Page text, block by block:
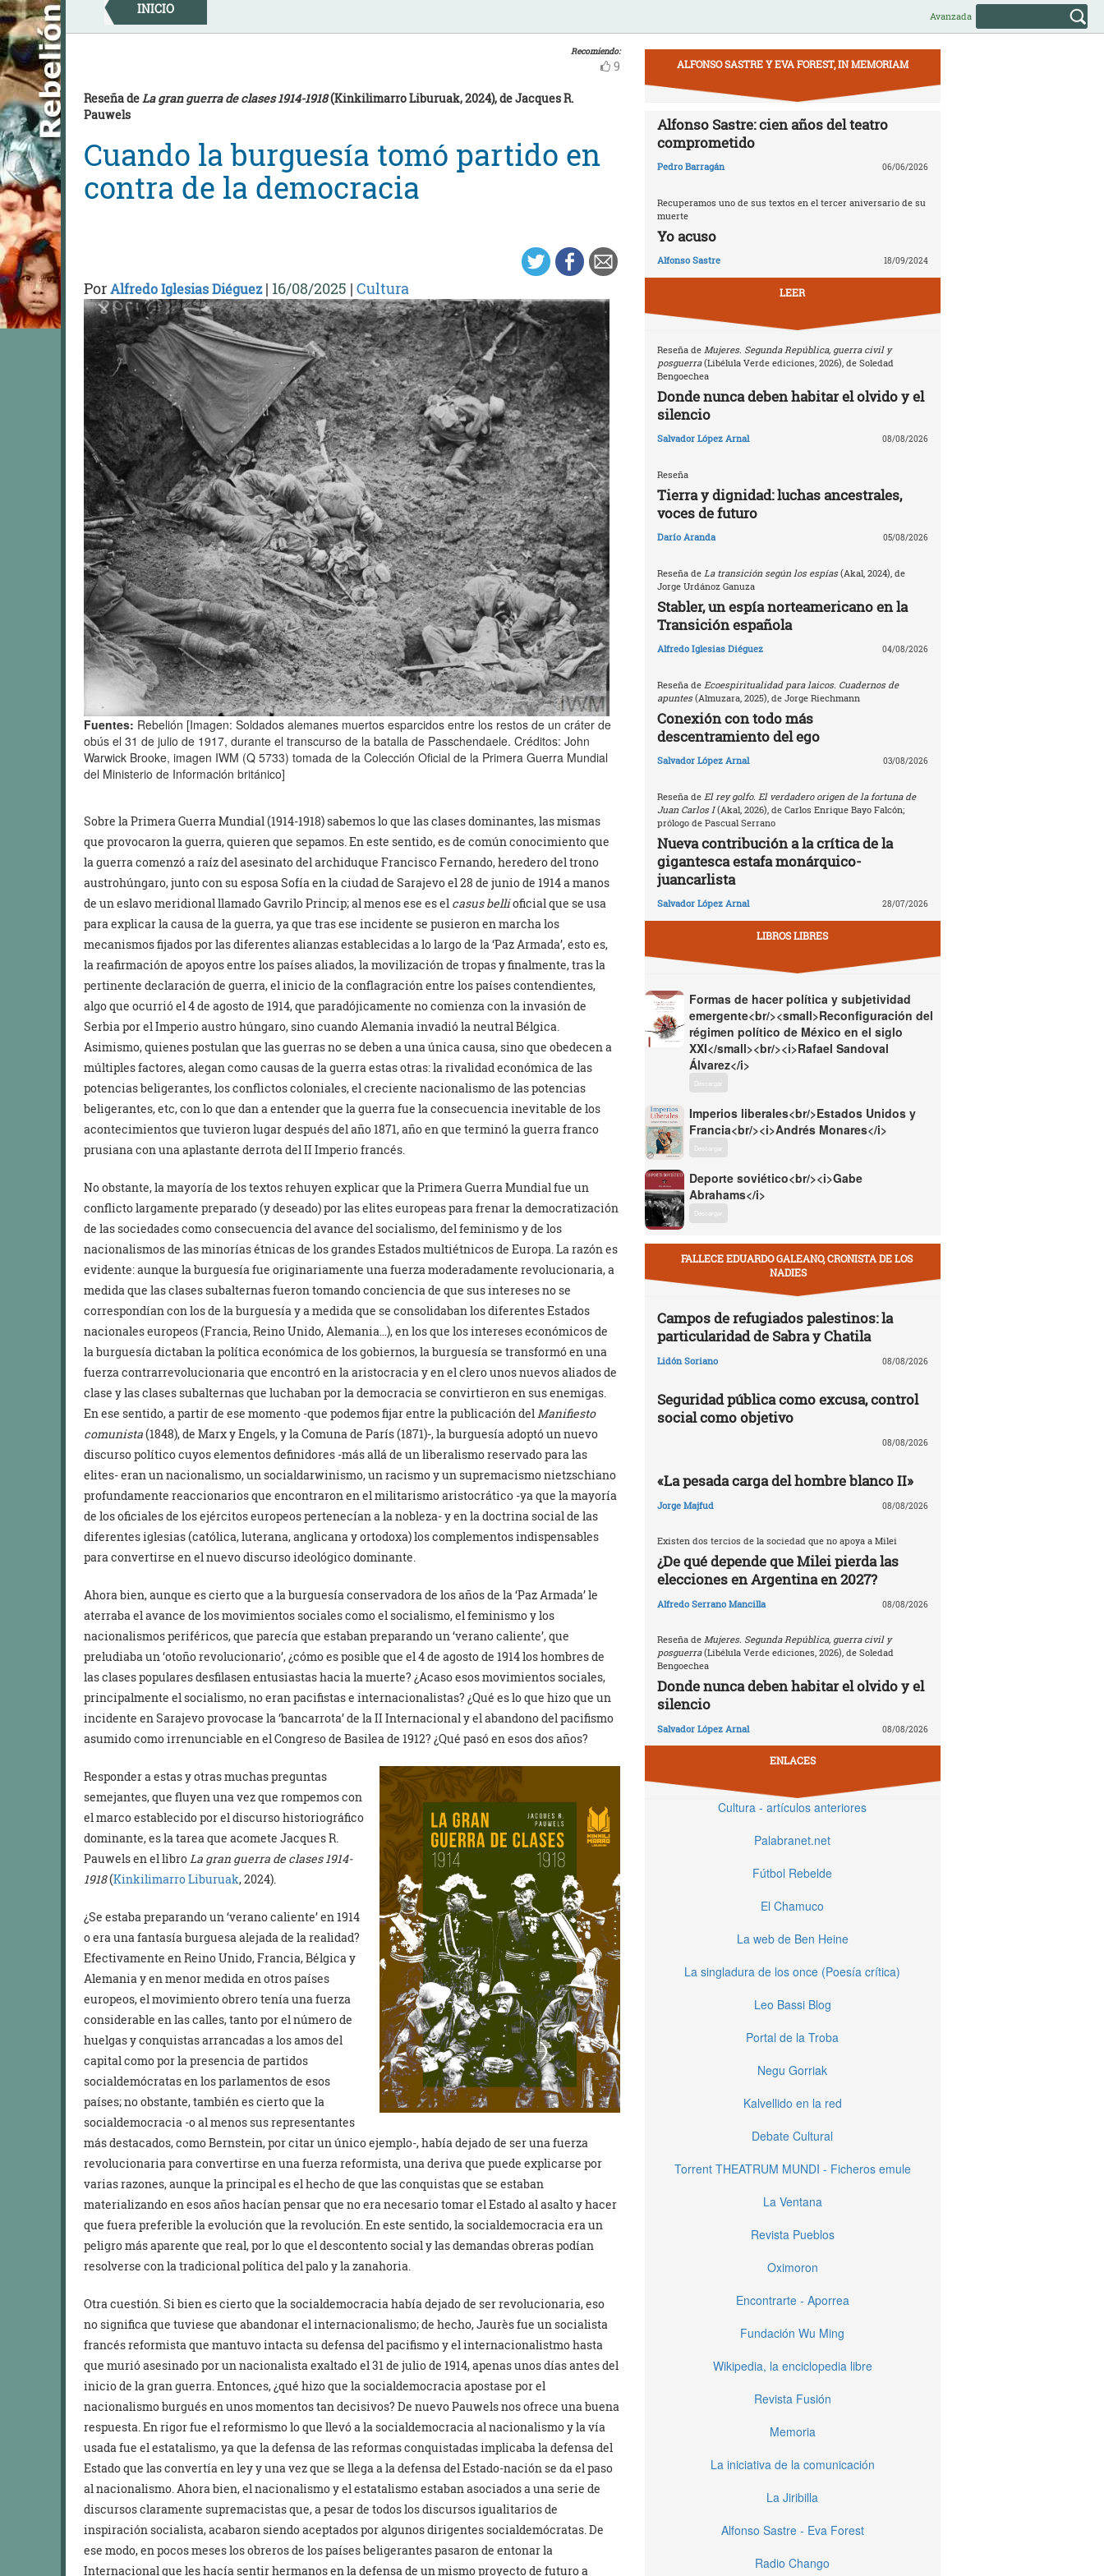
Skip
to
content
INICIO Avanzada
Recomiendo:
9
Reseña deLa gran guerra de clases 1914-1918(Kinkilimarro Liburuak, 2024), de Jacques R.
Pauwels
Cuando la burguesía tomó partido en
contra de la democracia
PorAlfredo Iglesias Diéguez| 16/08/2025 | Cultura
Fuentes: Rebelión [Imagen: Soldados alemanes muertos esparcidos entre los restos de un cráter de
obús el 31 de julio de 1917, durante el transcurso de la batalla de Passchendaele. Créditos: John
Warwick Brooke, imagen IWM (Q 5733) tomada de la Colección Oficial de la Primera Guerra Mundial
del Ministerio de Información británico]
Sobre la Primera Guerra Mundial (1914-1918) sabemos lo que las clases dominantes, las mismas
que provocaron la guerra, quieren que sepamos. En este sentido, es de común conocimiento que
la guerra comenzó a raíz del asesinato del archiduque Francisco Fernando, heredero del trono
austrohúngaro, junto con su esposa Sofía en la ciudad de Sarajevo el 28 de junio de 1914 a manos
de un eslavo meridional llamado Gavrilo Princip; al menos ese es el casus bellioficial que se usa
para explicar la causa de la guerra, ya que tras ese incidente se pusieron en marcha los
mecanismos fijados por las diferentes alianzas establecidas a lo largo de la ‘Paz Armada’, esto es,
la reafirmación de apoyos entre los países aliados, la movilización de tropas y finalmente, tras la
pertinente declaración de guerra, el inicio de la conflagración entre los países contendientes,
algo que ocurrió el 4 de agosto de 1914, que paradójicamente no comienza con la invasión de
Serbia por el Imperio austro húngaro, sino cuando Alemania invadió la neutral Bélgica.
Asimismo, quienes postulan que las guerras no se deben a una única causa, sino que obedecen a
múltiples factores, alegan como causas de la guerra estas otras: la rivalidad económica de las
potencias beligerantes, los conflictos coloniales, el creciente nacionalismo de las potencias
beligerantes, etc, con lo que dan a entender que la guerra fue la consecuencia inevitable de los
acontecimientos que tuvieron lugar después del año 1871, año en que terminó la guerra franco
prusiana con una aplastante derrota del II Imperio francés.
No obstante, la mayoría de los textos rehuyen explicar que la Primera Guerra Mundial fue un
conflicto largamente preparado (y deseado) por las elites europeas para frenar la democratización
de las sociedades como consecuencia del avance del socialismo, del feminismo y de los
nacionalismos de las minorías étnicas de los grandes Estados multiétnicos de Europa. La razón es
evidente: aunque la burguesía fue originariamente una fuerza moderadamente revolucionaria, a
medida que las clases subalternas fueron tomando conciencia de que sus intereses no se
correspondían con los de la burguesía y a medida que se consolidaban los diferentes Estados
nacionales europeos (Francia, Reino Unido, Alemania…), en los que los intereses económicos de
la burguesía dictaban la política económica de los gobiernos, la burguesía se transformó en una
fuerza contrarrevolucionaria que encontró en la aristocracia y en el clero unos nuevos aliados de
clase y las clases subalternas que luchaban por la democracia se convirtieron en sus enemigas.
En ese sentido, a partir de ese momento -que podemos fijar entre la publicación delManifiesto
comunista(1848), de Marx y Engels, y la Comuna de París (1871)-, la burguesía adoptó un nuevo
discurso político cuyos elementos definidores -más allá de un liberalismo reservado para las
elites- eran un nacionalismo, un socialdarwinismo, un racismo y un supremacismo nietzschiano
profundamente reaccionarios que encontraron en el militarismo aristocrático -ya que la mayoría
de los oficiales de los ejércitos europeos pertenecían a la nobleza- y en la doctrina social de las
diferentes iglesias (católica, luterana, anglicana y ortodoxa) los complementos indispensables
para convertirse en el nuevo discurso ideológico dominante.
Ahora bien, aunque es cierto que a la burguesía conservadora de los años de la ‘Paz Armada’ le
aterraba el avance de los movimientos sociales como el socialismo, el feminismo y los
nacionalismos periféricos, que parecía que estaban preparando un ‘verano caliente’, que
preludiaba un ‘otoño revolucionario’, ¿cómo es posible que el 4 de agosto de 1914 los hombres de
las clases populares desfilasen entusiastas hacia la muerte? ¿Acaso esos movimientos sociales,
principalmente el socialismo, no eran pacifistas e internacionalistas? ¿Qué es lo que hizo que un
incidente en Sarajevo provocase la ‘bancarrota’ de la II Internacional y el abandono del pacifismo
asumido como irrenunciable en el Congreso de Basilea de 1912? ¿Qué pasó en esos dos años?
Responder a estas y otras muchas preguntas
semejantes, que fluyen una vez que rompemos con
el marco establecido por el discurso historiográfico
dominante, es la tarea que acomete Jacques R.
Pauwels en el libroLa gran guerra de clases 1914-
1918(Kinkilimarro Liburuak, 2024).
¿Se estaba preparando un ‘verano caliente’ en 1914
o era una fantasía burguesa alejada de la realidad?
Efectivamente en Reino Unido, Francia, Bélgica y
Alemania y en menor medida en otros países
europeos, el movimiento obrero tenía una fuerza
considerable en las calles, tanto por el número de
huelgas y conquistas arrancadas a los amos del
capital como por la presencia de partidos
socialdemócratas en los parlamentos de esos
países; no obstante, también es cierto que la
socialdemocracia -o al menos sus representantes
más destacados, como Bernstein, por citar un único ejemplo-, había dejado de ser una fuerza
revolucionaria para convertirse en una fuerza reformista, una deriva que puede explicarse por
varias razones, aunque la principal es el hecho de que las conquistas que se estaban
materializando en esos años hacían pensar que no era necesario tomar el Estado al asalto y hacer
que fuera preferible la evolución que la revolución. En este sentido, la socialdemocracia era un
peligro más aparente que real, por lo que el descontento social y las demandas obreras podían
resolverse con la tradicional política del palo y la zanahoria.
Otra cuestión. Si bien es cierto que la socialdemocracia había dejado de ser revolucionaria, eso
no significa que tuviese que abandonar el internacionalismo; de hecho, Jaurès fue un socialista
francés reformista que mantuvo intacta su defensa del pacifismo y el internacionalistmo hasta
que murió asesinado por un nacionalista exaltado el 31 de julio de 1914, apenas unos días antes del
inicio de la gran guerra. Entonces, ¿qué hizo que la socialdemocracia apostase por el
nacionalismo burgués en unos momentos tan decisivos? De nuevo Pauwels nos ofrece una buena
respuesta. En rigor fue el reformismo lo que llevó a la socialdemocracia al nacionalismo y la vía
usada fue el estatalismo, ya que la defensa de las reformas conquistadas implicaba la defensa del
Estado que las convertía en ley y una vez que se llega a la defensa del Estado-nación se da el paso
al nacionalismo. Ahora bien, el nacionalismo y el estatalismo estaban asociados a una serie de
discursos claramente supremacistas que, a pesar de todos los discursos igualitarios de
inspiración socialista, acabaron siendo aceptados por algunos dirigentes socialdemócratas. De
ese modo, en pocos meses los obreros de los países beligerantes pasaron de entonar la
Internacional que les hacía sentir hermanos en la defensa de un mismo proyecto de futuro a
ALFONSO SASTRE Y EVA FOREST, IN MEMORIAM
Alfonso Sastre: cien años del teatro
comprometido
Pedro Barragán 06/06/2026
Recuperamos uno de sus textos en el tercer aniversario de su
muerte
Yo acuso
Alfonso Sastre 18/09/2024
LEER
Reseña de Mujeres. Segunda República, guerra civil y
posguerra(Libélula Verde ediciones, 2026), de Soledad
Bengoechea
Donde nunca deben habitar el olvido y el
silencio
Salvador López Arnal 08/08/2026
Reseña
Tierra y dignidad: luchas ancestrales,
voces de futuro
Darío Aranda 05/08/2026
Reseña de La transición según los espías(Akal, 2024), de
Jorge Urdánoz Ganuza
Stabler, un espía norteamericano en la
Transición española
Alfredo Iglesias Diéguez 04/08/2026
Reseña de Ecoespiritualidad para laicos. Cuadernos de
apuntes(Almuzara, 2025), de Jorge Riechmann
Conexión con todo más
descentramiento del ego
Salvador López Arnal 03/08/2026
Reseña de El rey golfo. El verdadero origen de la fortuna de
Juan Carlos I(Akal, 2026), de Carlos Enrique Bayo Falcón;
prólogo de Pascual Serrano
Nueva contribución a la crítica de la
gigantesca estafa monárquico-
juancarlista
Salvador López Arnal 28/07/2026
LIBROS LIBRES
Formas de hacer política y subjetividad
emergente<br/><small>Reconfiguración del
régimen político de México en el siglo
XXI</small><br/><i>Rafael Sandoval
Álvarez</i>
Descargar
Imperios liberales<br/>Estados Unidos y
Francia<br/><i>Andrés Monares</i>
Descargar
Deporte soviético<br/><i>Gabe
Abrahams</i>
Descargar
FALLECE EDUARDO GALEANO, CRONISTA DE LOS
NADIES
Campos de refugiados palestinos: la
particularidad de Sabra y Chatila
Lidón Soriano 08/08/2026
Seguridad pública como excusa, control
social como objetivo
08/08/2026
«La pesada carga del hombre blanco II»
Jorge Majfud 08/08/2026
Existen dos tercios de la sociedad que no apoya a Milei
¿De qué depende que Milei pierda las
elecciones en Argentina en 2027?
Alfredo Serrano Mancilla 08/08/2026
Reseña de Mujeres. Segunda República, guerra civil y
posguerra(Libélula Verde ediciones, 2026), de Soledad
Bengoechea
Donde nunca deben habitar el olvido y el
silencio
Salvador López Arnal 08/08/2026
ENLACES
Cultura - artículos anteriores
Palabranet.net
Fútbol Rebelde
El Chamuco
La web de Ben Heine
La singladura de los once (Poesía crítica)
Leo Bassi Blog
Portal de la Troba
Negu Gorriak
Kalvellido en la red
Debate Cultural
Torrent THEATRUM MUNDI - Ficheros emule
La Ventana
Revista Pueblos
Oximoron
Encontrarte - Aporrea
Fundación Wu Ming
Wikipedia, la enciclopedia libre
Revista Fusión
Memoria
La iniciativa de la comunicación
La Jiribilla
Alfonso Sastre - Eva Forest
Radio Chango